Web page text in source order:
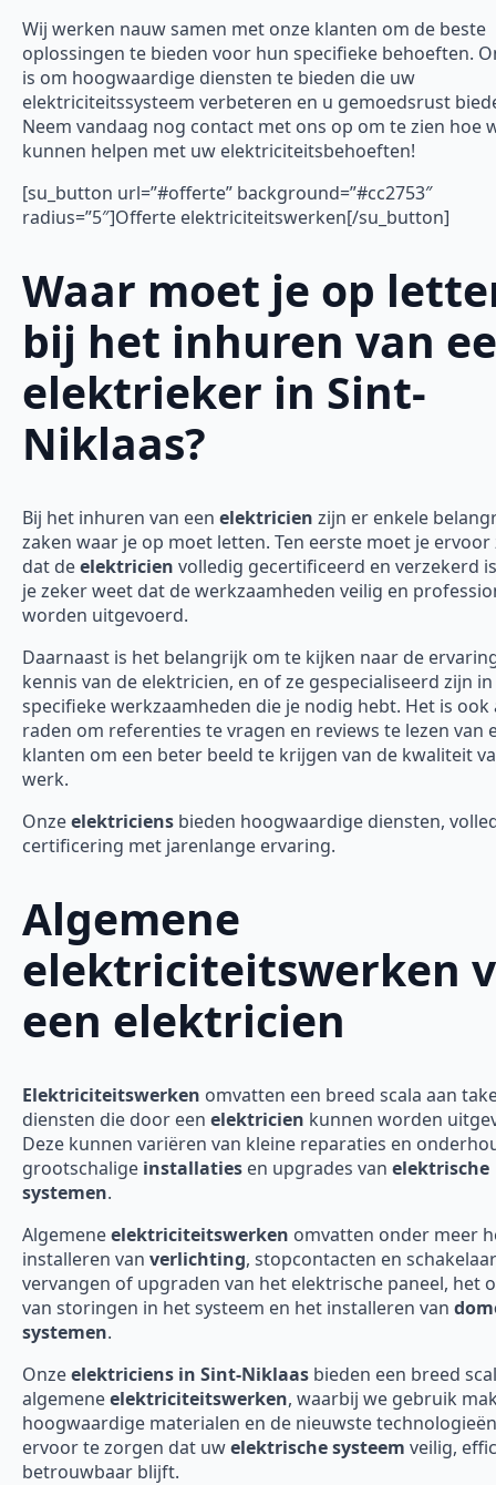
Wij werken nauw samen met onze klanten om de beste
oplossingen te bieden voor hun specifieke behoeften.
is om hoogwaardige diensten te bieden die uw
elektriciteitssysteem verbeteren en u gemoedsrust
Neem vandaag nog contact met ons op om te zien hoe
kunnen helpen met uw elektriciteitsbehoeften!
[su_button url=”#offerte” background=”#cc2753″
radius=”5″]Offerte elektriciteitswerken[/su_button]
Waar moet je op
bij het inhuren van
elektrieker in Sint-
Niklaas?
Bij het inhuren van een elektricien zijn er enkele
zaken waar je op moet letten. Ten eerste moet je
dat deelektricien volledig gecertificeerd en verzekerd
je zeker weet dat de werkzaamheden veilig en
worden uitgevoerd.
Daarnaast is het belangrijk om te kijken naar de
kennis van de elektricien, en of ze gespecialiseerd zijn
specifieke werkzaamheden die je nodig hebt. Het is ook
raden om referenties te vragen en reviews te lezen van
klanten om een beter beeld te krijgen van de kwaliteit
werk.
Onzeelektriciens bieden hoogwaardige diensten,
certificering met jarenlange ervaring.
Algemene
elektriciteitswerken
een elektricien
Elektriciteitswerken omvatten een breed scala aan
diensten die door een elektricien kunnen worden
Deze kunnen variëren van kleine reparaties en
grootschalige installaties en upgrades van elektrische
systemen.
Algemeneelektriciteitswerken omvatten onder meer
installeren van verlichting, stopcontacten en
vervangen of upgraden van het elektrische paneel, het
van storingen in het systeem en het installeren van
systemen.
Onzeelektriciens in Sint-Niklaas bieden een breed
algemeneelektriciteitswerken, waarbij we gebruik
hoogwaardige materialen en de nieuwste
ervoor te zorgen dat uwelektrische systeem veilig,
betrouwbaar blijft.